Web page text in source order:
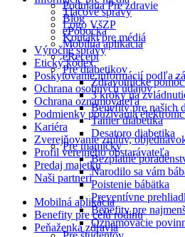
Podujatia Pre zdravie
Blog
ePobočka
Mobilná aplikácia
eRecept
Pre diabetikov
Zdravotnícke
3 kroky na
Benefity pre našich
Tanier diabetika
Desatoro diabetika
Pre mamičky
Bezplatné
Narodilo sa vám
Poistenie bábätka
Preventívne
Benefity pre
Oznamovacie
Tlačové správy
Logo VšZP
Kontakt pre médiá
Výročné správy
Etický kódex
Poskytovanie informácií podľa
Ochrana osobných údajov
Ochrana oznamovateľa
Podmienky používania
Kariéra
Zverejňovanie zmlúv,
Profil verejného obstarávateľa
Predaj majetku
Naši partneri
Mobilná aplikácia
Benefity pre celú rodinu
Peňaženka zdravia